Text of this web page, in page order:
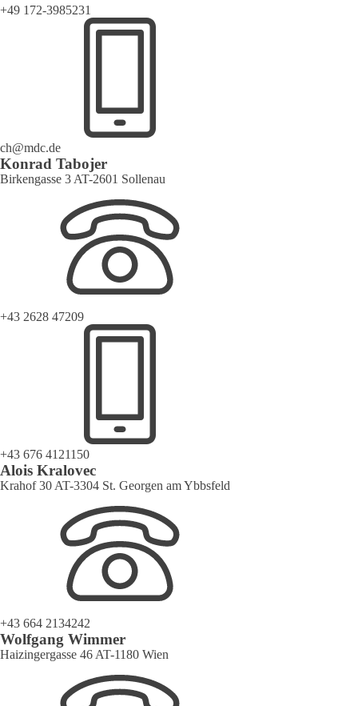
+49 172-3985231
ch@mdc.de
Konrad Tabojer
Birkengasse 3 AT-2601 Sollenau
+43 2628 47209
+43 676 4121150
Alois Kralovec
Krahof 30 AT-3304 St. Georgen am Ybbsfeld
+43 664 2134242
Wolfgang Wimmer
Haizingergasse 46 AT-1180 Wien